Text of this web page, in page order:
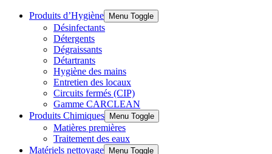
Produits d’Hygiène Menu Toggle
Désinfectants
Détergents
Dégraissants
Détartrants
Hygiène des mains
Entretien des locaux
Circuits fermés (CIP)
Gamme CARCLEAN
Produits Chimiques
Menu Toggle
Matières premières
Traitement des eaux
Matériels nettoyage
Menu Toggle